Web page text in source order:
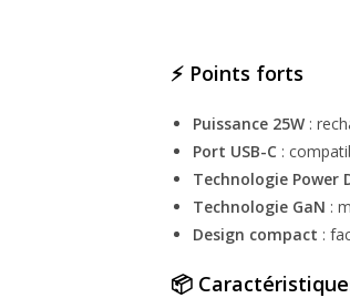
⚡ Points forts
Puissance 25W:
Port USB-C :
Technologie Power
Technologie GaN :
Design compact :
📦